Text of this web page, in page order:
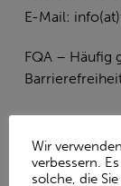
E-Mail:
FQA – Häufig
Wir
verbessern.
solche, die